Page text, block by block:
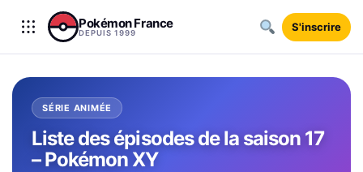
Aller au contenu
Pokémon France
DEPUIS 1999 S'inscrire
SÉRIE ANIMÉE
Liste des épisodes de la saison 17
– Pokémon XY